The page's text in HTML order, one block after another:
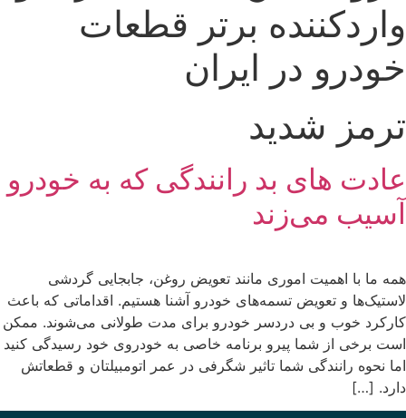
واردکننده برتر قطعات
خودرو در ایران
ترمز شدید
عادت‌ های بد رانندگی که به خودرو
آسیب می‌زند
همه ما با اهمیت اموری مانند تعویض روغن، جابجایی گردشی
لاستیک‌ها و تعویض تسمه‌های خودرو آشنا هستیم. اقداماتی که باعث
کارکرد خوب و بی دردسر خودرو برای مدت طولانی می‌شوند. ممکن
است برخی از شما پیرو برنامه خاصی به خودروی خود رسیدگی کنید
اما نحوه رانندگی شما تاثیر شگرفی در عمر اتومبیلتان و قطعاتش
دارد. […]